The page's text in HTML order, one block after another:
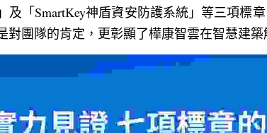
及「SmartKey神盾資安防護系統」等三項標
對團隊的肯定，更彰顯了樺康智雲在智慧建築